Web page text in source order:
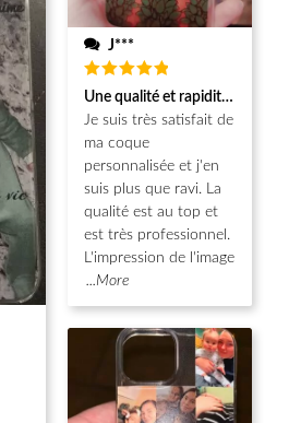
J***
Note5
sur 5
Une qualité et rapidité au top!
Je suis très satisfait de
ma coque
personnalisée et j'en
suis plus que ravi. La
qualité est au top et
est très professionnel.
L'impression de l'image
...More